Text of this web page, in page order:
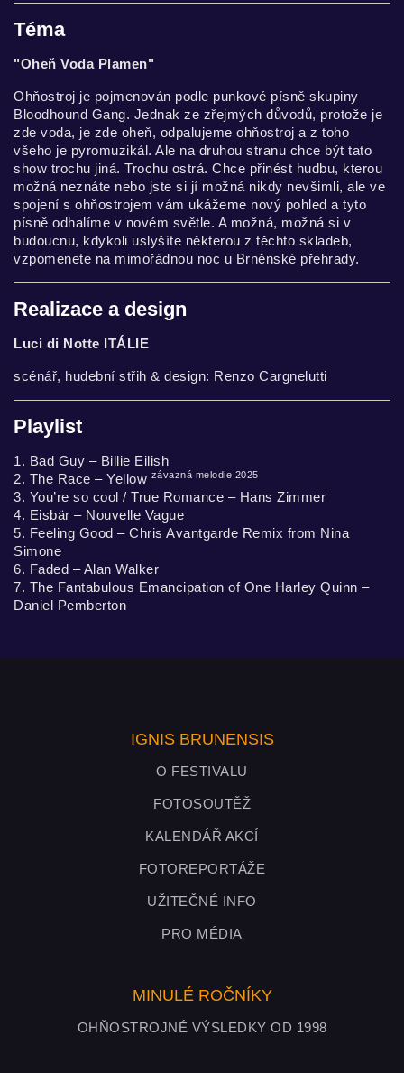
Téma
"Oheň Voda Plamen"
Ohňostroj je pojmenován podle punkové písně skupiny
Bloodhound Gang. Jednak ze zřejmých důvodů, protože je
zde voda, je zde oheň, odpalujeme ohňostroj a z toho
všeho je pyromuzikál. Ale na druhou stranu chce být tato
show trochu jiná. Trochu ostrá. Chce přinést hudbu, kterou
možná neznáte nebo jste si jí možná nikdy nevšimli, ale ve
spojení s ohňostrojem vám ukážeme nový pohled a tyto
písně odhalíme v novém světle. A možná, možná si v
budoucnu, kdykoli uslyšíte některou z těchto skladeb,
vzpomenete na mimořádnou noc u Brněnské přehrady.
Realizace a design
Luci di Notte ITÁLIE
scénář, hudební střih & design: Renzo Cargnelutti
Playlist
1. Bad Guy – Billie Eilish
2. The Race – Yellow závazná melodie 2025
3. You’re so cool / True Romance – Hans Zimmer
4. Eisbär – Nouvelle Vague
5. Feeling Good – Chris Avantgarde Remix from Nina
Simone
6. Faded – Alan Walker
7. The Fantabulous Emancipation of One Harley Quinn –
Daniel Pemberton
IGNIS BRUNENSIS
O FESTIVALU
FOTOSOUTĚŽ
KALENDÁŘ AKCÍ
FOTOREPORTÁŽE
UŽITEČNÉ INFO
PRO MÉDIA
MINULÉ ROČNÍKY
OHŇOSTROJNÉ VÝSLEDKY OD 1998